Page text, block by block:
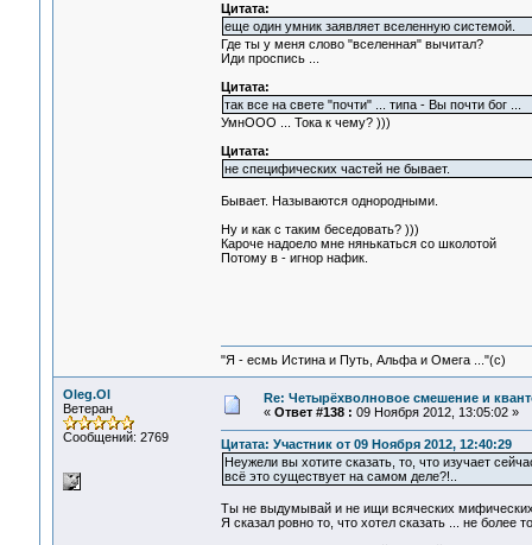
Цитата:
еще один умник заявляет вселенную системой.
Где ты у меня слово "вселенная" вычитал?
Иди проспись ...
Цитата:
так все на свете "почти" ... типа - Вы почти бог ...
УмнOOO ... Тока к чему? )))
Цитата:
не специфических частей не бывает.
Бывает. Называются однородными.
Ну и как с таким беседовать? )))
Кароче надоело мне нянькаться со школотой
Потому в - игнор нафик.
"Я - есмь Истина и Путь, Альфа и Омега ..."(с)
Oleg.Ol
Ветеран
Сообщений: 2769
Re: Четырёхволновое смешение и
« Ответ #138 : 09 Ноября 2012, 13:05:02 »
Цитата: Участник от 09 Ноября 2012, 12:40:29
Неужели вы хотите сказать, то, что изучает
всё это существует на самом деле?!..
Ты не выдумывай и не ищи всяческих
Я сказал ровно то, что хотел сказать ... не более